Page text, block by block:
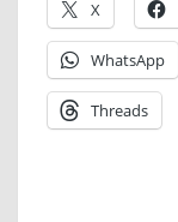
X
WhatsApp
Threads